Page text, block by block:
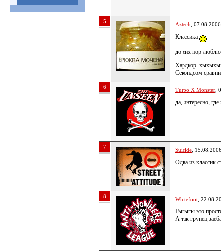
5 Aztech ,
Классика
до сих пор
Секондсом
6 Turbo X Monster ,
да, интересно,
7 Suicide ,
Одна из классик
8 Whitefoot ,
Гыгыгы это
А так групец